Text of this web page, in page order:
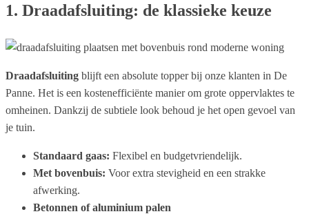
1. Draadafsluiting: de klassieke keuze
Draadafsluiting blijft een absolute topper bij onze klanten in De
Panne. Het is een kostenefficiënte manier om grote oppervlaktes te
omheinen. Dankzij de subtiele look behoud je het open gevoel van
je tuin.
Standaard gaas: Flexibel en budgetvriendelijk.
Met bovenbuis: Voor extra stevigheid en een strakke
afwerking.
Betonnen of aluminium palen